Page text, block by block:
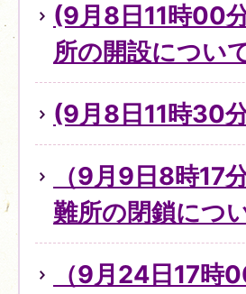
(9月8日11時00
所の開設につい
(9月8日11時30
（9月9日8時17
難所の閉鎖につ
（9月24日17時